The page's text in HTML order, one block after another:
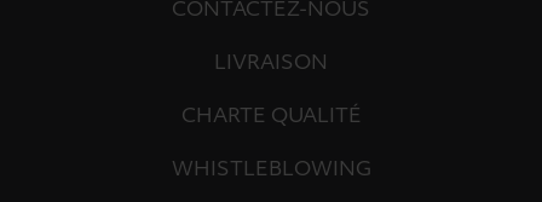
CONTACTEZ-NOUS
LIVRAISON
CHARTE QUALITÉ
WHISTLEBLOWING